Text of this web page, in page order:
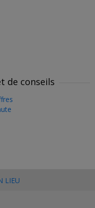
de conseils
LIEU